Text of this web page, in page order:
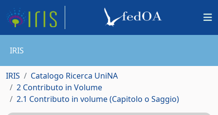
IRIS
IRIS
Catalogo Ricerca UniNA
2 Contributo in Volume
2.1 Contributo in volume (Capitolo o Saggio)